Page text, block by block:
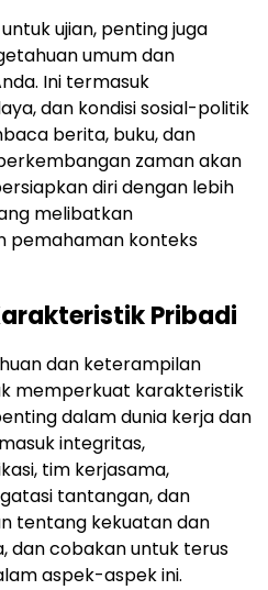
ujian, penting juga
umum dan
Ini termasuk
dan kondisi sosial-politik
berita, buku, dan
zaman akan
diri dengan lebih
melibatkan
pemahaman konteks
Pribadi
dan keterampilan
memperkuat karakteristik
dalam dunia kerja dan
integritas,
tim kerjasama,
tantangan, dan
tentang kekuatan dan
dan cobakan untuk terus
aspek-aspek ini.